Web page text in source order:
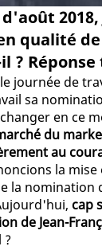
d'août
qualité
?
journée de
sa
en ce
du
au
la
la nomination
cap
de Jean-
?